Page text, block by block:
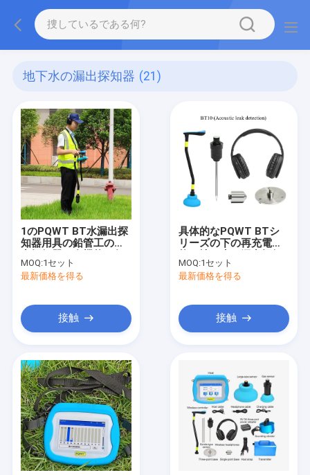
地下水の漏出探知器 (21)
1のPQWT BT水漏出探
知器用具の鉛管工の漏
線電信3
MOQ:1セット
最新価格を得る
接触
具体的なPQWT BTシ
リーズの下の再充電可
器
MOQ:1セット
最新価格を得る
接触